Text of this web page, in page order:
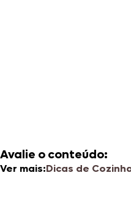
Avalie o conteúdo:
Ver mais:Dicas de